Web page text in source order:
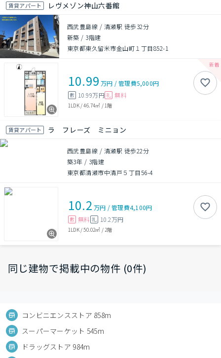
賃貸アパート レヴメゾン神山六番館
西武豊島線 / 清瀬駅 徒歩32分
新築 / 3階建
東京都東久留米市金山町１丁目852-1
10.99 万円 /管理費5,000円
敷 10.99万円 礼 無料
1LDK/46.74㎡ / 1階
賃貸アパート ラ フレーズ ミニョン
西武豊島線 / 清瀬駅 徒歩22分
築3年 / 3階建
東京都清瀬市中清戸５丁目56-4
10.2 万円 /管理費4,100円
敷 無料 礼 10.2万円
1LDK/50.02㎡ / 2階
同じ建物で掲載中の物件 (0件)
コンビニエンスストア 858m
スーパーマーケット 545m
ドラッグストア 984m